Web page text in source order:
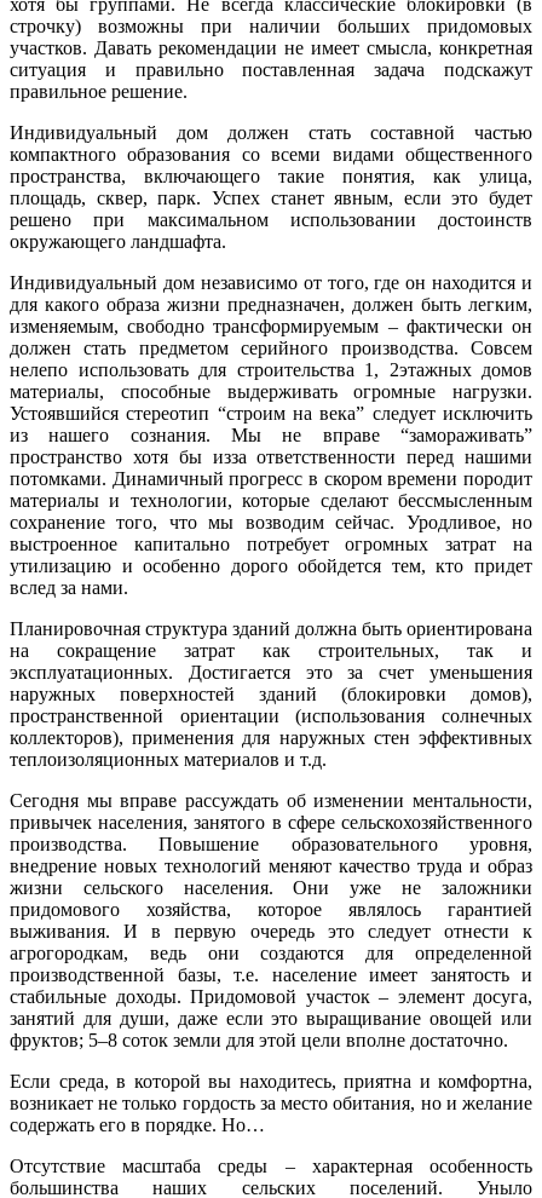
строчку) возможны при наличии больших придомовых
участков. Давать рекомендации не имеет смысла, конкретная
ситуация и правильно поставленная задача подскажут
правильное решение.
Индивидуальный дом должен стать составной частью
компактного образования со всеми видами общественного
пространства, включающего такие понятия, как улица,
площадь, сквер, парк. Успех станет явным, если это будет
решено при максимальном использовании достоинств
окружающего ландшафта.
Индивидуальный дом независимо от того, где он находится и
для какого образа жизни предназначен, должен быть легким,
изменяемым, свободно трансформируемым – фактически он
должен стать предметом серийного производства. Совсем
нелепо использовать для строительства 1, 2этажных домов
материалы, способные выдерживать огромные нагрузки.
Устоявшийся стереотип “строим на века” следует исключить
из нашего сознания. Мы не вправе “замораживать”
пространство хотя бы изза ответственности перед нашими
потомками. Динамичный прогресс в скором времени породит
материалы и технологии, которые сделают бессмысленным
сохранение того, что мы возводим сейчас. Уродливое, но
выстроенное капитально потребует огромных затрат на
утилизацию и особенно дорого обойдется тем, кто придет
вслед за нами.
Планировочная структура зданий должна быть ориентирована
на сокращение затрат как строительных, так и
эксплуатационных. Достигается это за счет уменьшения
наружных поверхностей зданий (блокировки домов),
пространственной ориентации (использования солнечных
коллекторов), применения для наружных стен эффективных
теплоизоляционных материалов и т.д.
Сегодня мы вправе рассуждать об изменении ментальности,
привычек населения, занятого в сфере сельскохозяйственного
производства. Повышение образовательного уровня,
внедрение новых технологий меняют качество труда и образ
жизни сельского населения. Они уже не заложники
придомового хозяйства, которое являлось гарантией
выживания. И в первую очередь это следует отнести к
агрогородкам, ведь они создаются для определенной
производственной базы, т.е. население имеет занятость и
стабильные доходы. Придомовой участок – элемент досуга,
занятий для души, даже если это выращивание овощей или
фруктов; 5–8 соток земли для этой цели вполне достаточно.
Если среда, в которой вы находитесь, приятна и комфортна,
возникает не только гордость за место обитания, но и желание
содержать его в порядке. Но…
Отсутствие масштаба среды – характерная особенность
большинства наших сельских поселений. Уныло